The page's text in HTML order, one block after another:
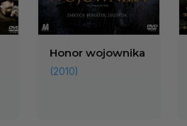
Honor wojownika
(2010)